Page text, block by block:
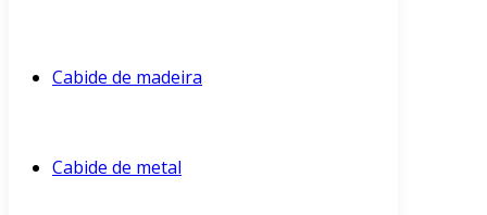
Cabide de madeira
Cabide de metal